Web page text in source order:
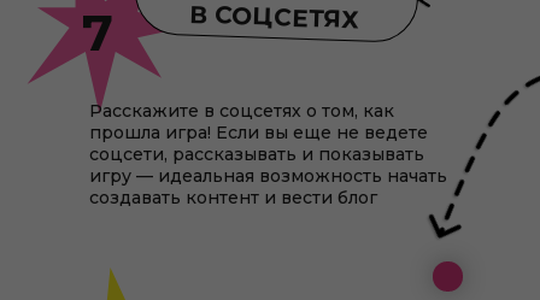
В СОЦСЕТЯХ
Расскажите в соцсетях о том, как
прошла игра! Если вы еще не ведете
соцсети, рассказывать и показывать
игру — идеальная возможность начать
создавать контент и вести блог
7